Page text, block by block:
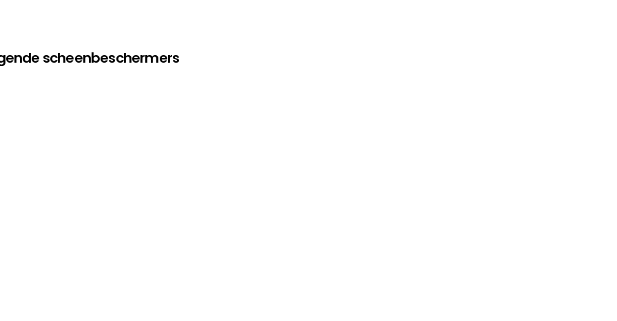
scheenbeschermers